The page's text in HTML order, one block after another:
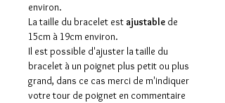
environ.
La taille du bracelet est ajustable de
15cm à 19cm environ.
Il est possible d'ajuster la taille du
bracelet à un poignet plus petit ou plus
grand, dans ce cas merci de m'indiquer
votre tour de poignet en commentaire